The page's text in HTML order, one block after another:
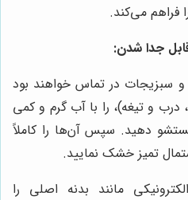
فراهم می‌کند.
جدا شدن:
و سبزیجات در تماس خواهند بود
درب و تیغه)، را با آب گرم و کمی
دهید. سپس آن‌ها را کاملاً
تمیز خشک نمایید.
مانند بدنه اصلی را